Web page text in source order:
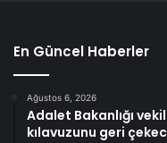
En Güncel Haberler
Ağustos 6, 2026
Adalet Bakanlığı
kılavuzunu geri